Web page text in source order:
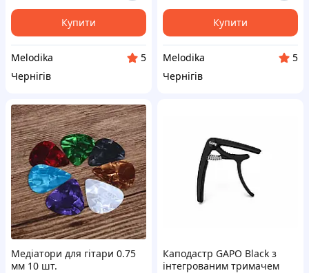
Купити
Melodika
5
Чернігів
Купити
Melodika
5
Чернігів
Медіатори для гітари 0.75
мм 10 шт.
Каподастр GAPO Black з
інтегрованим тримачем